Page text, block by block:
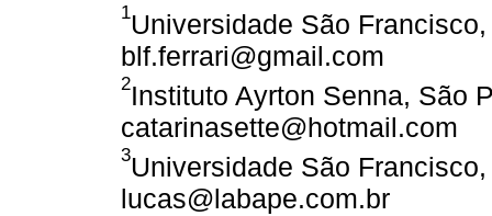
1Universidade São
blf.ferrari@gmail.com
2Instituto Ayrton Senna, São
catarinasette@hotmail.com
3Universidade São
lucas@labape.com.br